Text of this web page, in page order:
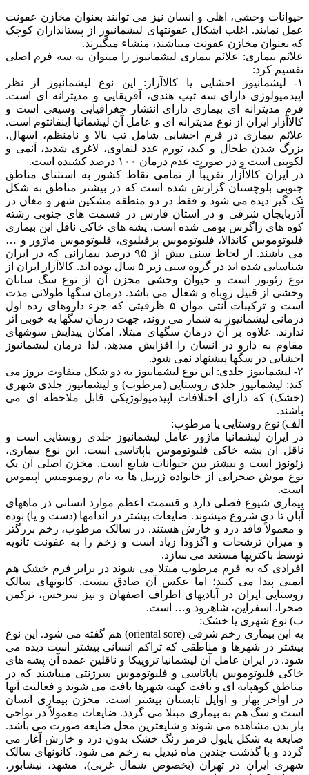
حیوانات وحشی، اهلی و انسان نیز می توانند بعنوان مخازن عفونت
عمل نمایند. اغلب اشکال عفونتهای لیشمانیوز از پستانداران کوچک
که بعنوان مخازن عفونت میباشند، منشاء میگیرند.
علائم بیماری: علائم بیماری لیشمانیوز را میتوان به سه فرم اصلی
تقسیم کرد:
۱- لیشمانیوز احشایی یا کالاآزار: این نوع لیشمانیوز از نظر
اپیدمیولوژی دارای سه تیپ هندی، آفریقایی و مدیترانه ای است.
فرم مدیترانه ای بیماری دارای انتشار جغرافیایی وسیعی است و
کالاآزار ایران از نوع مدیترانه ای و عامل آن لیشمانیا اینفانتوم است.
علائم بیماری در فرم احشایی شامل تب بالا و نامنظم، اسهال،
بزرگ شدن طحال و کبد، تورم غدد لنفاوی، لاغری شدید، آنمی و
لکوپنی است و در صورت عدم درمان ۱۰۰ درصد کشنده است.
در ایران کالاآزار تقریباً از تمامی نقاط کشور به استثنای مناطق
جنوبی بلوچستان گزارش شده است که در بیشتر مناطق به شکل
تک گیر دیده می شود و فقط در دو منطقه مشکین شهر و مغان در
آذربایجان شرقی و در استان فارس در قسمت های جنوبی رشته
کوه های زاگرس بومی شده است. پشه های خاکی ناقل این بیماری
فلبوتوموس کاندالا، فلبوتوموس پرفیلیوی، فلبوتوموس ماژور و …
می باشند. از لحاظ سنی بیش از ۹۵ درصد بیمارانی که در ایران
شناسایی شده اند در گروه سنی زیر ۵ سال بوده اند. کالاآزار ایران از
نوع زئونوز است و حیوان وحشی مخزن آن از نوع سگ سانان
وحشی از قبیل روباه و شغال می باشد. درمان سگها طولانی مدت
است و ترکیبات آنتی موان ۵ ظرفیتی که جزء داروهای رده اول
درمانی لیشمانیوز به شمار می روند، جهت درمان سگها به خوبی اثر
ندارند. علاوه بر آن درمان سگهای مبتلا، امکان پیدایش سوشهای
مقاوم به دارو در انسان را افزایش میدهد. لذا درمان لیشمانیوز
احشایی در سگها پیشنهاد نمی شود.
۲- لیشمانیوز جلدی: این نوع لیشمانیوز به دو شکل متفاوت بروز می
کند: لیشمانیوز جلدی روستایی (مرطوب) و لیشمانیوز جلدی شهری
(خشک) که دارای اختلافات اپیدمیولوژیکی قابل ملاحظه ای می
باشند.
الف) نوع روستایی یا مرطوب:
در ایران لیشمانیا ماژور عامل لیشمانیوز جلدی روستایی است و
ناقل آن پشه خاکی فلبوتوموس پاپاتاسی است. این نوع بیماری،
زئونوز است و بیشتر بین حیوانات شایع است. مخزن اصلی آن یک
نوع موش صحرایی از خانواده ژربیل ها به نام رومبومیس اپیموس
است.
بیماری شیوع فصلی دارد و قسمت اعظم موارد انسانی در ماههای
آبان تا دی شروع میشوند. ضایعات بیشتر در اندامها (دست و پا) بوده
و معمولاً فاقد درد و خارش هستند. در سالک مرطوب، زخم بزرگتر
و میزان ترشحات و اگزودا زیاد است و زخم را به عفونت ثانویه
توسط باکتریها مستعد می سازد.
افرادی که به فرم مرطوب مبتلا می شوند در برابر فرم خشک هم
ایمنی پیدا می کنند؛ اما عکس آن صادق نیست. کانونهای سالک
روستایی ایران در آبادیهای اطراف اصفهان و نیز سرخس، ترکمن
صحرا، اسفراین، شاهرود و… است.
ب) نوع شهری یا خشک:
به این بیماری زخم شرقی (oriental sore) هم گفته می شود. این نوع
بیشتر در شهرها و مناطقی که تراکم انسانی بیشتر است دیده می
شود. در ایران عامل آن لیشمانیا تروپیکا و ناقلین عمده آن پشه های
خاکی فلبوتوموس پاپاتاسی و فلبوتوموس سرژنتی میباشند که در
مناطق کوهپایه ای و بافت کهنه شهرها یافت می شوند و فعالیت آنها
در اواخر بهار و اوایل تابستان بیشتر است. مخزن بیماری انسان
است و سگ هم به بیماری مبتلا می گردد. ضایعات معمولاً در نواحی
باز بدن مشاهده می شوند و شایعترین محل ضایعه صورت می باشد.
ضایعه به شکل پاپول قرمز رنگ خشک بدون درد و خارش آغاز می
گردد و با گذشت چندین ماه تبدیل به زخم می شود. کانونهای سالک
شهری ایران در تهران (بخصوص شمال غربی)، مشهد، نیشابور،